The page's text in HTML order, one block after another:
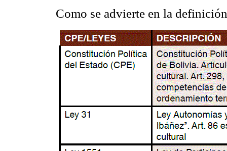
Como se advierte en la